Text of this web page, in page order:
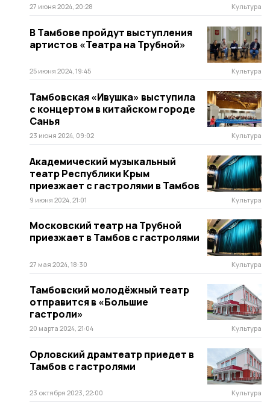
27 июня 2024, 20:28 Культура
В Тамбове пройдут выступления
артистов «Театра на Трубной»
25 июня 2024, 19:45 Культура
Тамбовская «Ивушка» выступила
с концертом в китайском городе
Санья
23 июня 2024, 09:02 Культура
Академический музыкальный
театр Республики Крым
приезжает с гастролями в Тамбов
9 июня 2024, 21:01 Культура
Московский театр на Трубной
приезжает в Тамбов с гастролями
27 мая 2024, 18:30 Культура
Тамбовский молодёжный театр
отправится в «Большие
гастроли»
20 марта 2024, 21:04 Культура
Орловский драмтеатр приедет в
Тамбов с гастролями
23 октября 2023, 22:00 Культура